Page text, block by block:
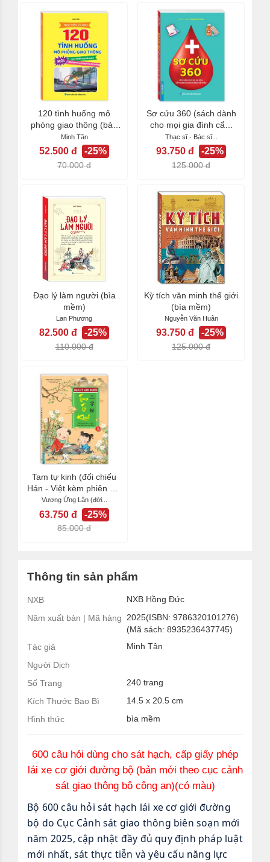
120 tình huống mô
phỏng giao thông (bản
mới)
Minh Tân
52.500 đ -25%
70.000 đ
Sơ cứu 360 (sách dành
cho mọi gia đình cẩm
nang an toàn...
Thạc sĩ - Bác sĩ...
93.750 đ -25%
125.000 đ
Đạo lý làm người (bìa
mềm)
Lan Phương
82.500 đ -25%
110.000 đ
Kỳ tích văn minh thế giới
(bìa mềm)
Nguyễn Văn Huân
93.750 đ -25%
125.000 đ
Tam tự kinh (đối chiếu
Hán - Việt kèm phiên âm
chữ Hán)
Vương Ứng Lân (đời...
63.750 đ -25%
85.000 đ
Thông tin sản phẩm
NXB
NXB Hồng Đức
Năm xuất bản | Mã hàng 2025(ISBN: 9786320101276)
(Mã sách: 8935236437745)
Tác giả
Minh Tân
Người Dịch
Số Trang
240 trang
Kích Thước Bao Bì
14.5 x 20.5 cm
Hình thức
bìa mềm
600 câu hỏi dùng cho sát hạch, cấp giấy phép
lái xe cơ giới đường bộ (bản mới theo cục cảnh
sát giao thông bộ công an)(có màu)
Bộ 600 câu hỏi sát hạch lái xe cơ giới đường
bộ do Cục Cảnh sát giao thông biên soạn mới
năm 2025, cập nhật đầy đủ quy định pháp luật
mới nhất, sát thực tiễn và yêu cấu năng lực